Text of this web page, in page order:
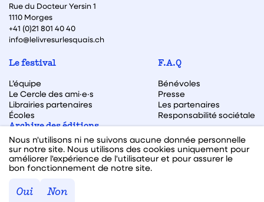
Rue du Docteur Yersin 1
1110 Morges
+41 (0)21 801 40 40
info@lelivresurlesquais.ch
Le festival
L’équipe
Le Cercle des ami·e·s
Librairies partenaires
Écoles
F.A.Q
Bénévoles
Presse
Les partenaires
Responsabilité sociétale
Archive des éditions
Archive des autrices et auteurs
Facebook
Instagram
Linkedin
Youtube
Nous n'utilisons ni ne suivons aucune donnée personnelle
sur notre site. Nous utilisons des cookies uniquement pour
améliorer l'expérience de l'utilisateur et pour assurer le
bon fonctionnement de notre site.
Oui Non